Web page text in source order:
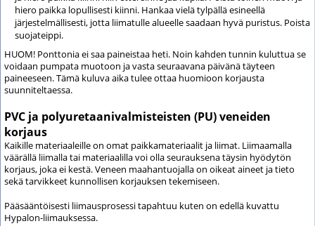
hiero paikka lopullisesti kiinni. Hankaa vielä tylpällä esineellä
järjestelmällisesti, jotta liimatulle alueelle saadaan hyvä puristus. Poista
suojateippi.
HUOM! Ponttonia ei saa paineistaa heti. Noin kahden tunnin kuluttua se
voidaan pumpata muotoon ja vasta seuraavana päivänä täyteen
paineeseen. Tämä kuluva aika tulee ottaa huomioon korjausta
suunniteltaessa.
PVC ja polyuretaanivalmisteisten (PU) veneiden
korjaus
Kaikille materiaaleille on omat paikkamateriaalit ja liimat. Liimaamalla
väärällä liimalla tai materiaalilla voi olla seurauksena täysin hyödytön
korjaus, joka ei kestä. Veneen maahantuojalla on oikeat aineet ja tieto
sekä tarvikkeet kunnollisen korjauksen tekemiseen.
Pääsääntöisesti liimausprosessi tapahtuu kuten on edellä kuvattu
Hypalon-liimauksessa.